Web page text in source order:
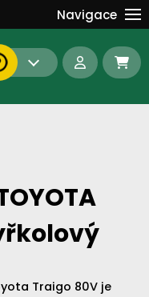
93
Navigace
Traigo 80V je